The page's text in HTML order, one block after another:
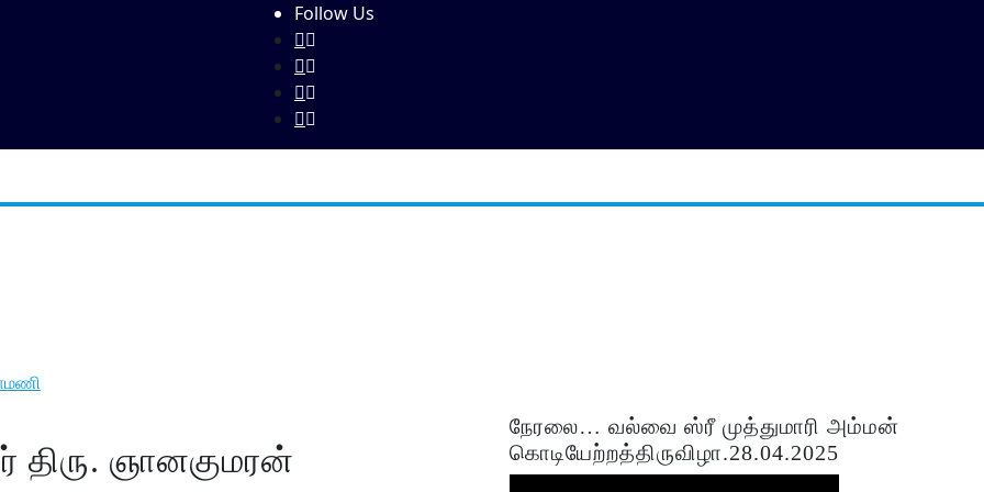
Follow Us
திரு. ஞானகுமரன்
நேரலை… வல்வை ஸ்ரீ முத்துமாரி அம்மன்
கொடியேற்றத்திருவிழா.28.04.2025